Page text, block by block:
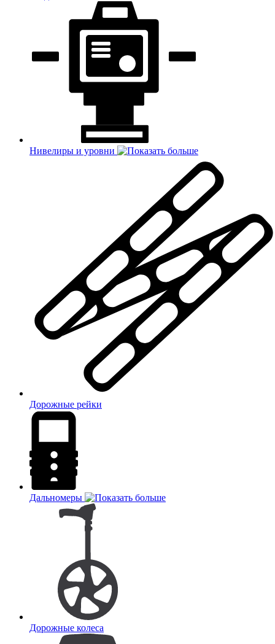
Нивелиры и уровни
Дорожные рейки
Дальномеры
Дорожные колеса